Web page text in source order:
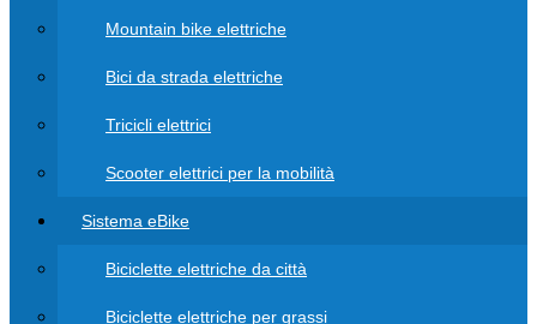
Mountain bike elettriche
Bici da strada elettriche
Tricicli elettrici
Scooter elettrici per la mobilità
Sistema eBike
Biciclette elettriche da città
Biciclette elettriche per grassi